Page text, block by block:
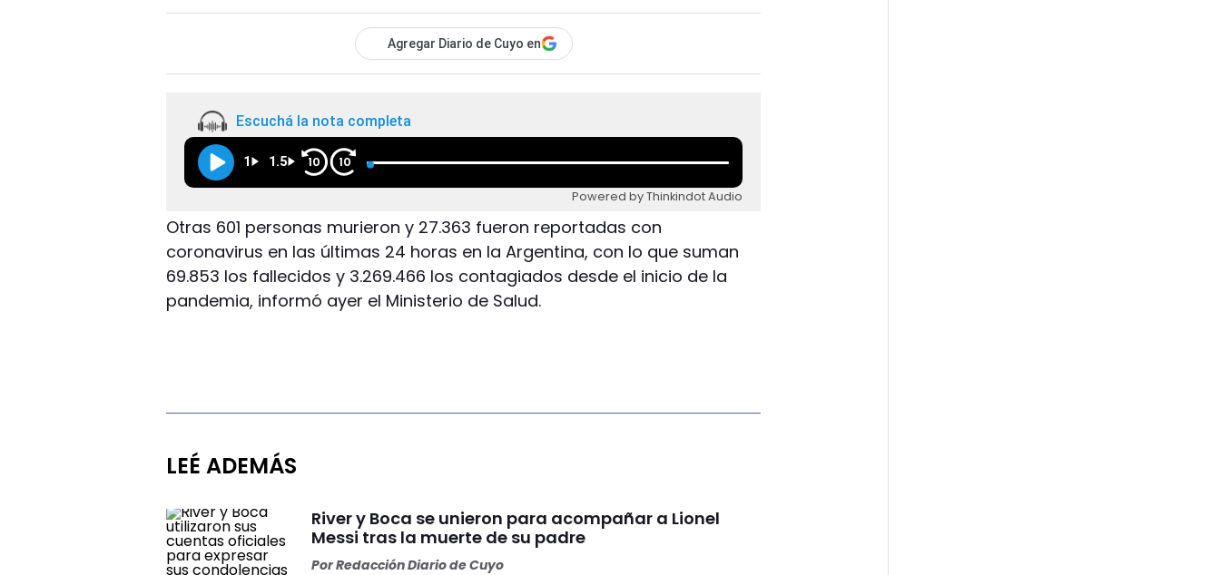
Agregar Diario de Cuyo en
Escuchá la nota completa
1 1.5 10 10
Powered by Thinkindot Audio
Otras 601 personas murieron y 27.363 fueron reportadas con
coronavirus en las últimas 24 horas en la Argentina, con lo que suman
69.853 los fallecidos y 3.269.466 los contagiados desde el inicio de la
pandemia, informó ayer el Ministerio de Salud.
LEÉ ADEMÁS
River y Boca se unieron para acompañar a Lionel
Messi tras la muerte de su padre
PorRedacción Diario de Cuyo